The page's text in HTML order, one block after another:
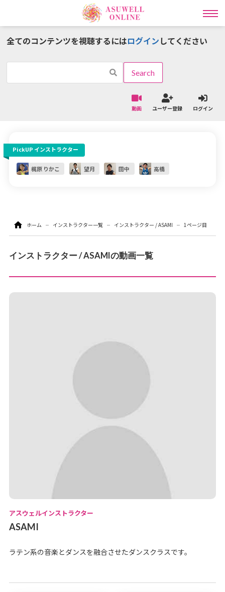
インストラクター一覧
ワークアウトタイプ一覧
ラディカル動画レッスン
ライブ
レッスン予約
パーソナル予約
全てのコンテンツを視聴するにはログインしてください
動画 ユーザー登録 ログイン
PickUP インストラクター
梶原 りかこ 望月 田中 高橋
ホーム インストラクター一覧 インストラクター / ASAMI 1ページ目
インストラクター / ASAMIの動画一覧
アスウェルインストラクター
ASAMI
ラテン系の音楽とダンスを融合させたダンスクラスです。